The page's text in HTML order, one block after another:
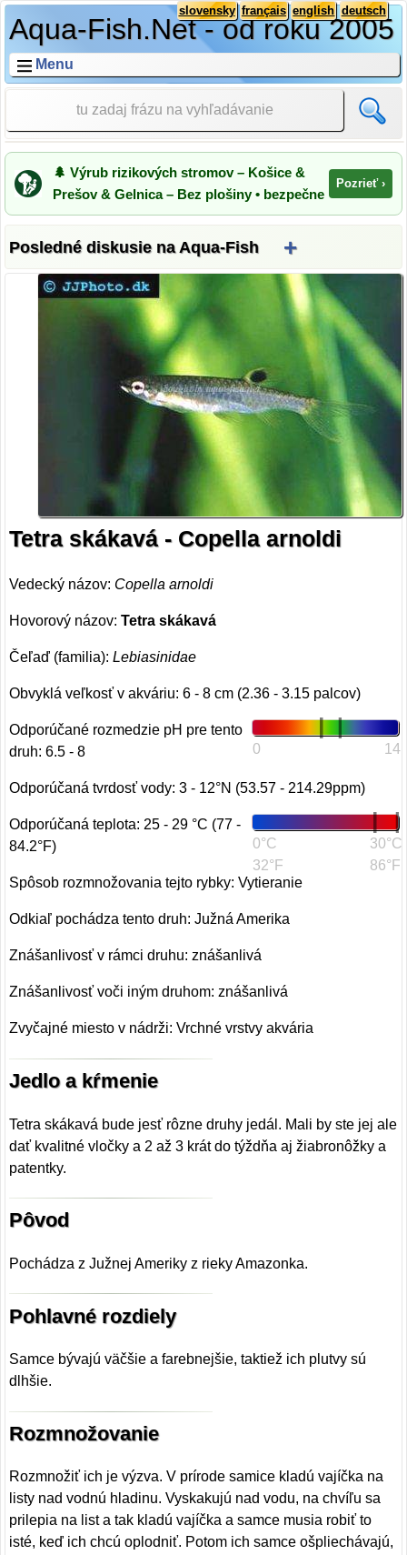
Aqua-Fish.Net - od roku 2005
deutsch
english
français
slovensky
Menu
🌲 Výrub rizikových stromov – Košice &
Prešov & Gelnica – Bez plošiny • bezpečne
Pozrieť ›
Posledné diskusie na Aqua-Fish +
Tetra skákavá - Copella arnoldi
Vedecký názov: Copella arnoldi
Hovorový názov:Tetra skákavá
Čeľaď (familia):Lebiasinidae
Obvyklá veľkosť v akváriu: 6 - 8 cm (2.36 - 3.15 palcov)
0 14
Odporúčané rozmedzie pH pre tento
druh: 6.5 - 8
Odporúčaná tvrdosť vody: 3 - 12°N (53.57 - 214.29ppm)
0°C
32°F
30°C
86°F
Odporúčaná teplota: 25 - 29 °C (77 -
84.2°F)
Spôsob rozmnožovania tejto rybky: Vytieranie
Odkiaľ pochádza tento druh: Južná Amerika
Znášanlivosť v rámci druhu: znášanlivá
Znášanlivosť voči iným druhom: znášanlivá
Zvyčajné miesto v nádrži: Vrchné vrstvy akvária
Jedlo a kŕmenie
Tetra skákavá bude jesť rôzne druhy jedál. Mali by ste jej ale
dať kvalitné vločky a 2 až 3 krát do týždňa aj žiabronôžky a
patentky.
Pôvod
Pochádza z Južnej Ameriky z rieky Amazonka.
Pohlavné rozdiely
Samce bývajú väčšie a farebnejšie, taktiež ich plutvy sú
dlhšie.
Rozmnožovanie
Rozmnožiť ich je výzva. V prírode samice kladú vajíčka na
listy nad vodnú hladinu. Vyskakujú nad vodu, na chvíľu sa
prilepia na list a tak kladú vajíčka a samce musia robiť to
isté, keď ich chcú oplodniť. Potom ich samce ošpliechávajú,